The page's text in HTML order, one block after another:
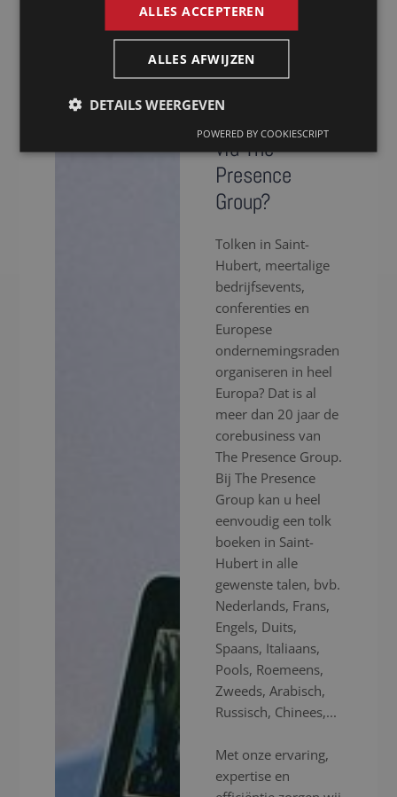
Waarom kiezen
voor een tolk
via The
Presence
Group?
Tolken in Saint-
Hubert, meertalige
bedrijfsevents,
conferenties en
Europese
ondernemingsraden
organiseren in heel
Europa? Dat is al
meer dan 20 jaar de
corebusiness van
The Presence Group.
Bij The Presence
Group kan u heel
eenvoudig een tolk
boeken in Saint-
Hubert in alle
gewenste talen, bvb.
Nederlands, Frans,
Engels, Duits,
Spaans, Italiaans,
Pools, Roemeens,
Zweeds, Arabisch,
Russisch, Chinees,...
Met onze ervaring,
expertise en
ALLES ACCEPTEREN
ALLES AFWIJZEN
DETAILS WEERGEVEN
POWERED BY COOKIESCRIPT